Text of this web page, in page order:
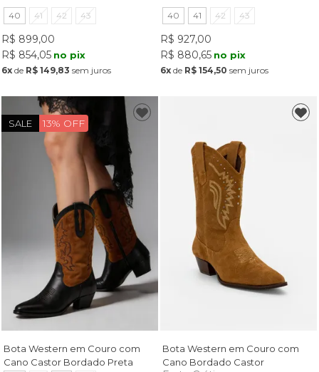
40 41 42 43
R$ 899,00
R$ 854,05 no pix
6xde R$ 149,83 sem juros
40 41 42 43
R$ 927,00
R$ 880,65 no pix
6x de R$ 154,50 sem juros
SALE 13% OFF
Bota Western em Couro com
Cano Castor Bordado Preta
Bota Western em Couro com
Cano Bordado Castor